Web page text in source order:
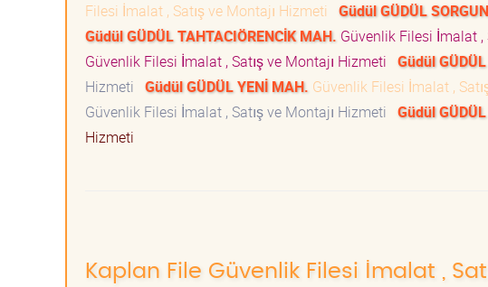
Filesi İmalat , Satış ve Montajı Hizmeti Güdül GÜDÜL
Güdül GÜDÜL TAHTACIÖRENCİK MAH. Güvenlik Filesi İmalat ,
Güvenlik Filesi İmalat , Satış ve Montajı Hizmeti Güdül
Hizmeti Güdül GÜDÜL YENİ MAH. Güvenlik Filesi İmalat ,
Güvenlik Filesi İmalat , Satış ve Montajı Hizmeti Güdül
Hizmeti
Kaplan File Güvenlik Filesi İmalat ,